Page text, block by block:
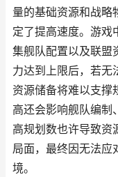
量的基础资源和战略
定了提高速度。游戏
集舰队配置以及联盟
力达到上限后，若无
资源储备将难以支撑
高还会影响舰队编制
高规划数也许导致资
局面，最终因无法应
境。